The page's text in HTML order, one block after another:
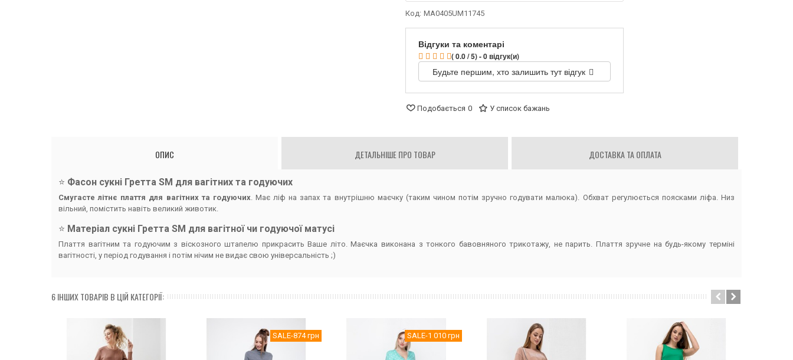
Код: MA0405UM11745
Відгуки та коментарі
( 0.0 / 5) - 0 відгук(и)
Будьте першим, хто залишить тут відгук
Подобається 0 У список бажань
ОПИС ДЕТАЛЬНІШЕ ПРО ТОВАР ДОСТАВКА ТА ОПЛАТА
⭐️ Фасон сукні Гретта SM для вагітних та годуючих
Смугасте літнє плаття для вагітних та годуючих. Має ліф на запах та внутрішню маєчку (таким чином потім зручно годувати малюка). Обхват регулюється поясками ліфа. Низ
вільний, помістить навіть великий животик.
⭐️ Матеріал сукні Гретта SM для вагітної чи годуючої матусі
Плаття вагітним та годуючим з віскозного штапелю прикрасить Ваше літо. Маєчка виконана з тонкого бавовняного трикотажу, не парить. Плаття зручне на будь-якому терміні
вагітності, у період годування і потім нічим не видає свою універсальність ;)
6 ІНШИХ ТОВАРІВ В ЦІЙ КАТЕГОРІЇ:
SALE-874 грн SALE-1 010 грн